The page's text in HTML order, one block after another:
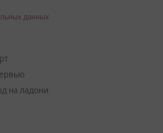
данных
на ладони